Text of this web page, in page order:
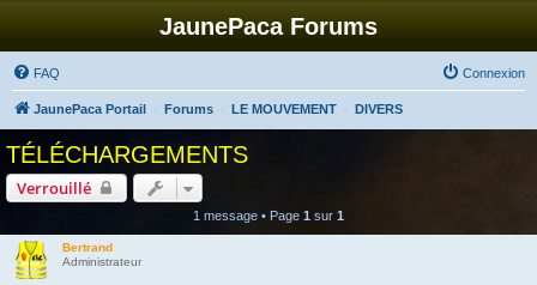
JaunePaca Forums
FAQ Connexion
JaunePaca Portail Forums LE MOUVEMENT DIVERS
TÉLÉCHARGEMENTS
Verrouillé
1 message • Page 1 sur 1
Bertrand
Administrateur